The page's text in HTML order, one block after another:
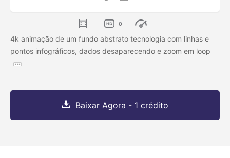
0
4k animação de um fundo abstrato tecnologia com linhas e
pontos infográficos, dados desaparecendo e zoom em loop
Baixar Agora - 1 crédito